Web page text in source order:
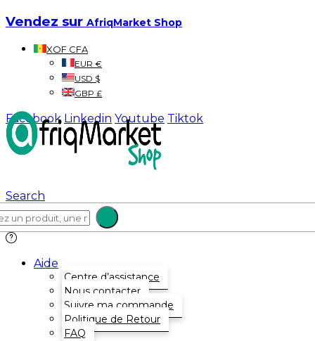
Vendez sur AfriqMarket Shop
XOF CFA
EUR €
USD $
GBP £
Facebook Linkedin Youtube Tiktok
Search
Aide
Centre d’assistance
Nous contacter
Suivre ma commande
Politique de Retour
FAQ